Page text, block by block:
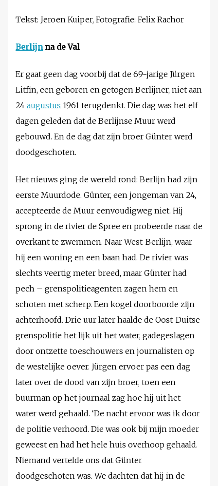
Tekst: Jeroen Kuiper, Fotografie: Felix Rachor
Berlijnna de Val
Er gaat geen dag voorbij dat de 69-jarige Jürgen
Litfin, een geboren en getogen Berlijner, niet aan
24 augustus 1961 terugdenkt. Die dag was het elf
dagen geleden dat de Berlijnse Muur werd
gebouwd. En de dag dat zijn broer Günter werd
doodgeschoten.
Het nieuws ging de wereld rond: Berlijn had zijn
eerste Muurdode. Günter, een jongeman van 24,
accepteerde de Muur eenvoudigweg niet. Hij
sprong in de rivier de Spree en probeerde naar de
overkant te zwemmen. Naar West-Berlijn, waar
hij een woning en een baan had. De rivier was
slechts veertig meter breed, maar Günter had
pech – grenspolitieagenten zagen hem en
schoten met scherp. Een kogel doorboorde zijn
achterhoofd. Drie uur later haalde de Oost-Duitse
grenspolitie het lijk uit het water, gadegeslagen
door ontzette toeschouwers en journalisten op
de westelijke oever. Jürgen ervoer pas een dag
later over de dood van zijn broer, toen een
buurman op het journaal zag hoe hij uit het
water werd gehaald. ‘De nacht ervoor was ik door
de politie verhoord. Die was ook bij mijn moeder
geweest en had het hele huis overhoop gehaald.
Niemand vertelde ons dat Günter
doodgeschoten was. We dachten dat hij in de